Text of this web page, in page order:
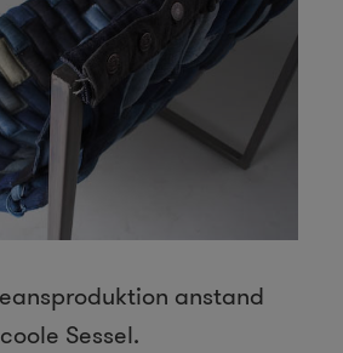
anstand
Sessel.